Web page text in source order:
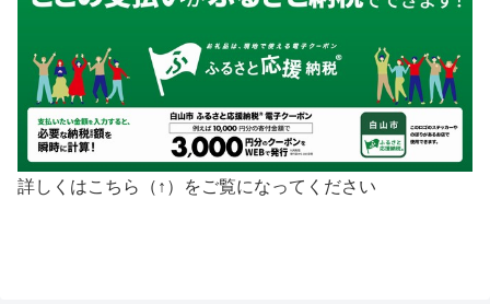
詳しくはこちら（↑）をご覧になってください